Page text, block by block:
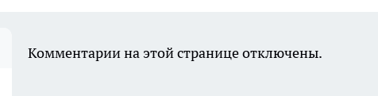
Комментарии на этой странице отключены.